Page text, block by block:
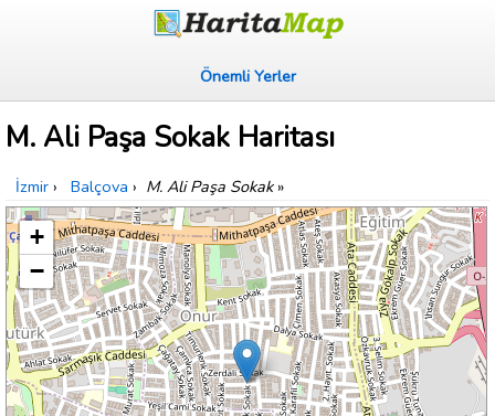
Önemli Yerler
M. Ali Paşa Sokak Haritası
İzmir › Balçova › M. Ali Paşa Sokak»
+
−